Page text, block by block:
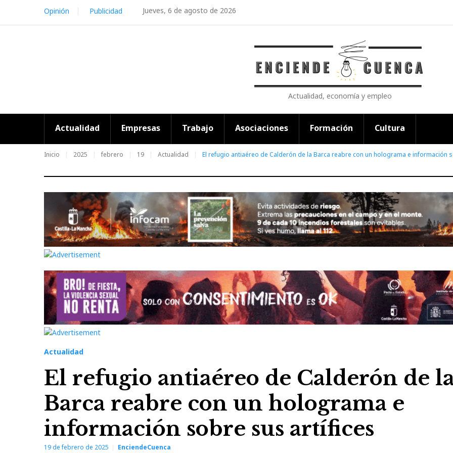
content
Jueves, 6 de agosto de 2026
Opinión Publicidad
Actualidad, economía y empleo
Actualidad Empresas Trabajo Asociaciones Formación Cultura
Inicio 2025 febrero 19 Actualidad El refugio antiaéreo de Calderón de la Barca reabre con un holograma e información
Actualidad
El refugio antiaéreo de Calderón de
Barca reabre con un holograma e
información sobre sus artífices
19 de febrero de 2025 EnciendeCuenca